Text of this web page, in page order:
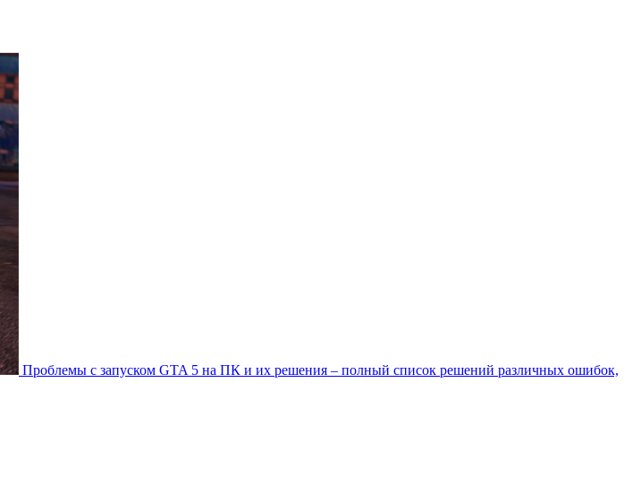
Проблемы с запуском GTA 5 на ПК и их решения – полный список решений различных ошибок,